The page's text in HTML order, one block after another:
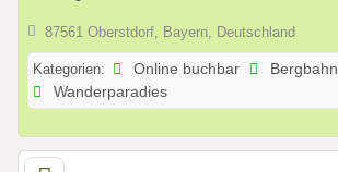
87561 Oberstdorf, Bayern, Deutschland
Kategorien: Online buchbar
Bergbahn
Wanderparadies